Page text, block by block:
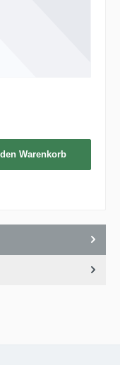
den Warenkorb